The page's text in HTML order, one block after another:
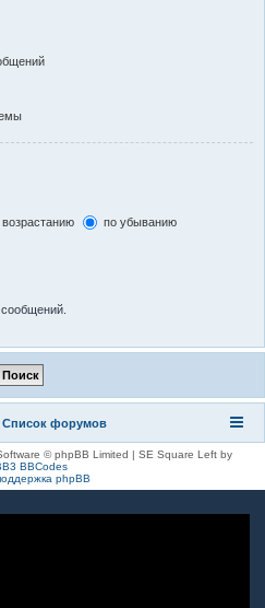
возрастанию
по убыванию
Список форумов
© phpBB Limited | SE Square Left by
BBCodes
phpBB